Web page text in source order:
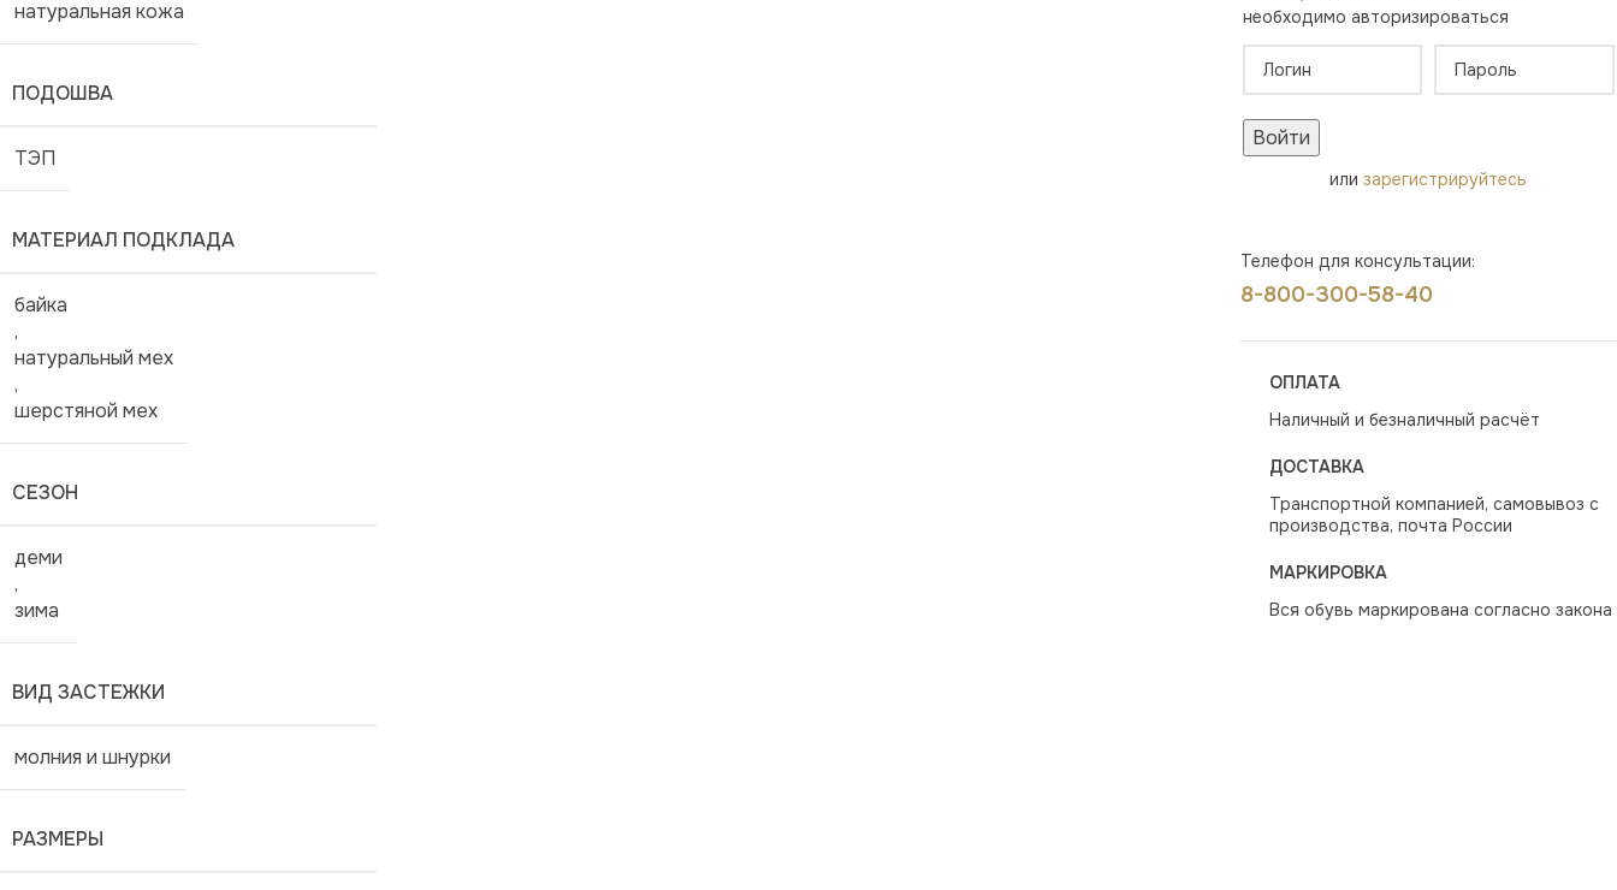
натуральная кожа
ПОДОШВА
ТЭП
МАТЕРИАЛ ПОДКЛАДА
байка
,
натуральный мех
,
шерстяной мех
СЕЗОН
деми
,
зима
ВИД ЗАСТЕЖКИ
молния и шнурки
РАЗМЕРЫ
необходимо авторизироваться
Войти
илизарегистрируйтесь
Телефон для консультации:
8-800-300-58-40
ОПЛАТА
Наличный и безналичный расчёт
ДОСТАВКА
Транспортной компанией, самовывоз с
производства, почта России
МАРКИРОВКА
Вся обувь маркирована согласно закона